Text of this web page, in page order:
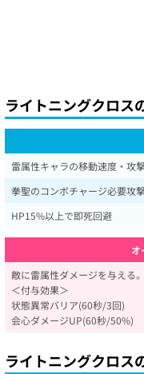
ライトニングクロス
雷属性キャラの移動速度・攻
拳聖のコンボチャージ必要攻
HP15%以上で即死回避
オ
敵に雷属性ダメージを与える。
＜付与効果＞
状態異常バリア(60秒/3回)
会心ダメージUP(60秒/50%)
ライトニングクロス